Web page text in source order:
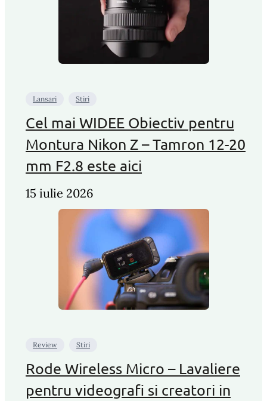
Lansari Stiri
Cel mai WIDEE Obiectiv pentru
Montura Nikon Z – Tamron 12-20
mm F2.8 este aici
15 iulie 2026
Review Stiri
Rode Wireless Micro – Lavaliere
pentru videografi si creatori in